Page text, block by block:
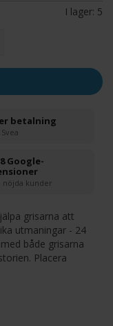
I lager: 5
betalning
Google-
nöjda kunder
grisarna att
utmaningar - 24
både grisarna
Placera
stimulerar